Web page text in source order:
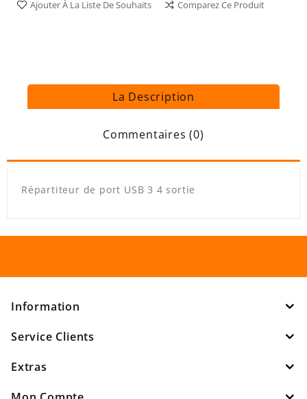
Ajouter À La Liste De Souhaits Comparez Ce Produit
La Description
Commentaires (0)
Répartiteur de port USB 3 4 sortie
Information
Service Clients
Extras